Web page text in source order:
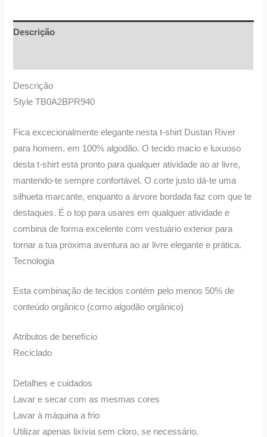
Descrição
Descrição
Style TB0A2BPR940
Fica excecionalmente elegante nesta t-shirt Dustan River
para homem, em 100% algodão. O tecido macio e luxuoso
desta t-shirt está pronto para qualquer atividade ao ar livre,
mantendo-te sempre confortável. O corte justo dá-te uma
silhueta marcante, enquanto a árvore bordada faz com que te
destaques. É o top para usares em qualquer atividade e
combina de forma excelente com vestuário exterior para
tornar a tua próxima aventura ao ar livre elegante e prática.
Tecnologia
Esta combinação de tecidos contém pelo menos 50% de
conteúdo orgânico (como algodão orgânico)
Atributos de benefício
Reciclado
Detalhes e cuidados
Lavar e secar com as mesmas cores
Lavar à máquina a frio
Utilizar apenas lixívia sem cloro, se necessário.